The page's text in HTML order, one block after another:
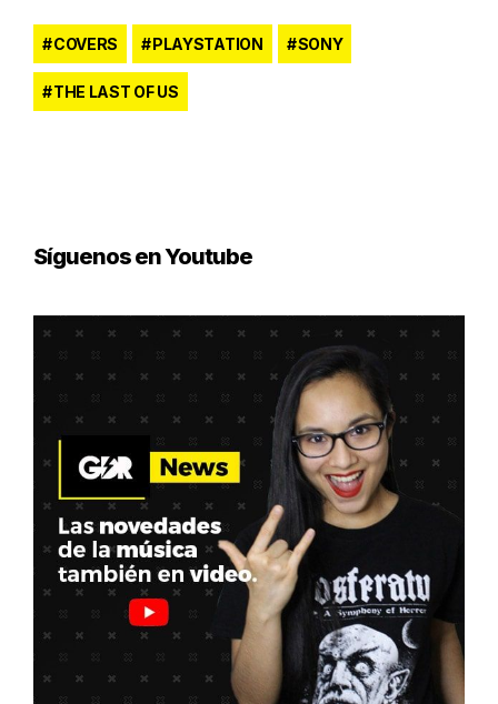
COVERS PLAYSTATION SONY
THE LAST OF US
Síguenos en Youtube